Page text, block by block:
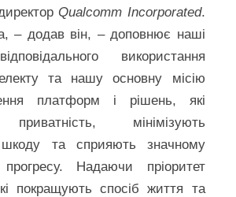
Qualcomm Incorporated.
– додав він, – доповнює наші
використання
та нашу основну місію
платформ і рішень, які
мінімізують
шкоду та сприяють значному
прогресу. Надаючи пріоритет
покращують спосіб життя та